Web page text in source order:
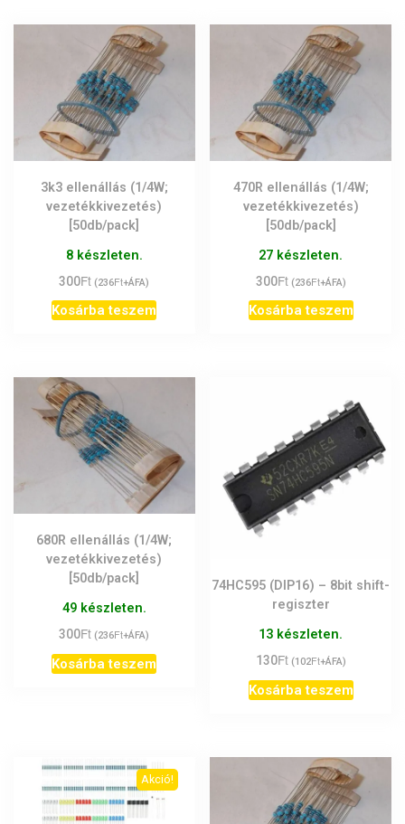
3k3 ellenállás (1/4W;
vezetékkivezetés)
[50db/pack]
8 készleten.
300Ft (236Ft+ÁFA)
Kosárba teszem
470R ellenállás (1/4W;
vezetékkivezetés)
[50db/pack]
27 készleten.
300Ft (236Ft+ÁFA)
Kosárba teszem
680R ellenállás (1/4W;
vezetékkivezetés)
[50db/pack]
49 készleten.
300Ft (236Ft+ÁFA)
Kosárba teszem
74HC595 (DIP16) – 8bit shift-
regiszter
13 készleten.
130Ft (102Ft+ÁFA)
Kosárba teszem
Akció!